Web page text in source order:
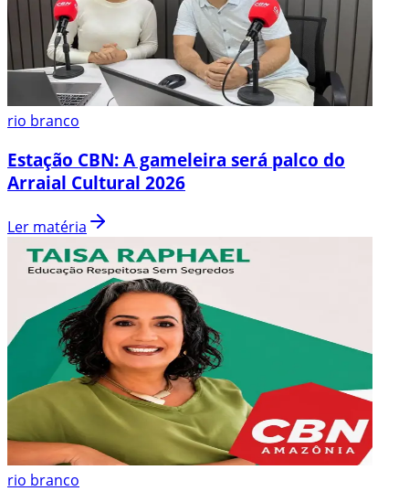
rio branco
Estação CBN: A gameleira será palco do
Arraial Cultural 2026
Ler matéria
rio branco